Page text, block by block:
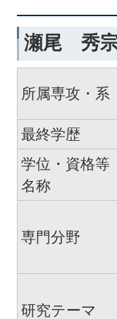
瀬尾 秀
所属専攻・系
最終学歴
学位・資格等
名称
専門分野
研究テーマ